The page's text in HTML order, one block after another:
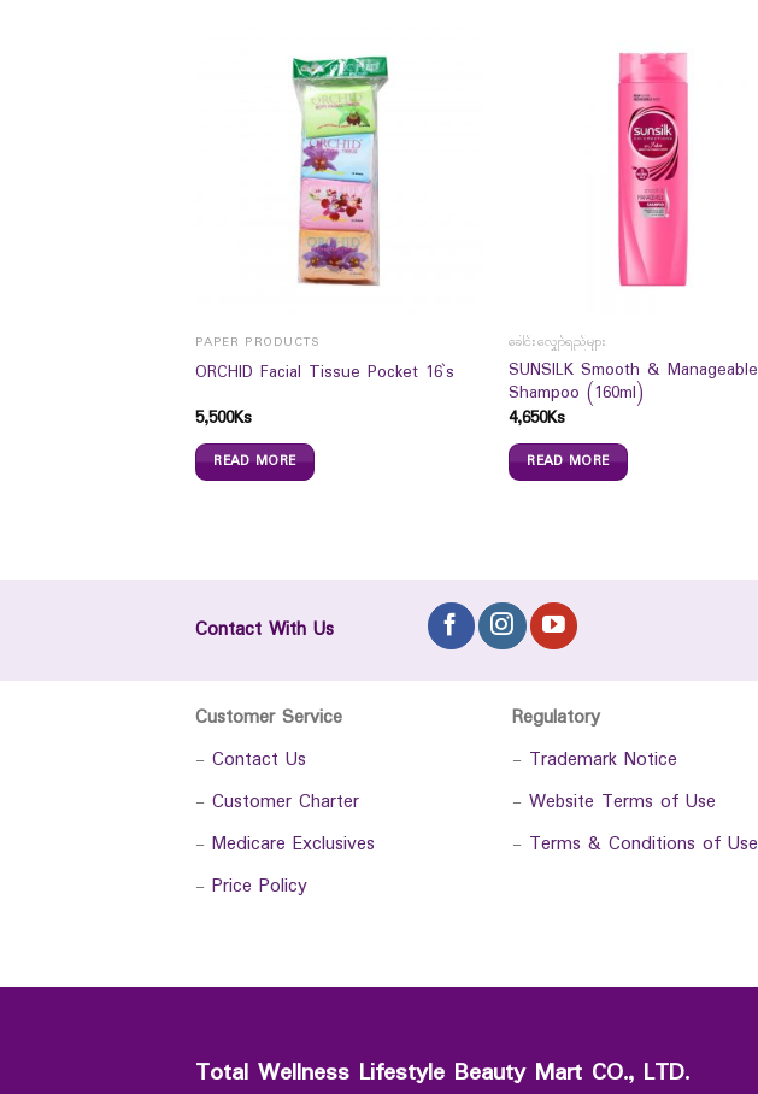
PAPER PRODUCTS
ORCHID Facial Tissue Pocket 16`s
5,500Ks
READ MORE
ခေါင်းလျှော်ရည်များ
SUNSILK Smooth & Manageable
Shampoo (160ml)
4,650Ks
READ MORE
Contact With Us
Customer Service
- Contact Us
- Customer Charter
- Medicare Exclusives
- Price Policy
Regulatory
- Trademark Notice
- Website Terms of Use
- Terms & Conditions of Use
Total Wellness Lifestyle Beauty Mart CO., LTD.